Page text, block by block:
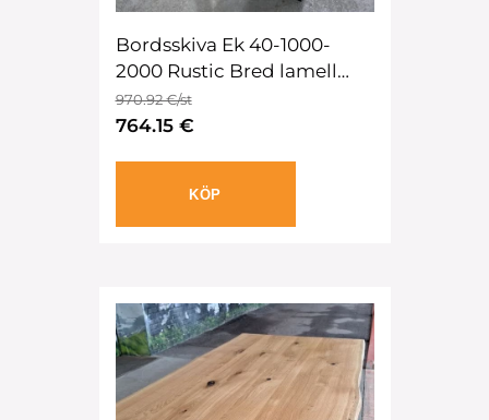
Bordsskiva Ek 40-1000-
2000 Rustic Bred lamell
Oljad
970.92 €/st
764.15 €
KÖP